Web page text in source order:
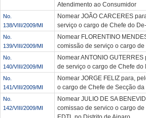
Atendimento ao Consumidor
No.
138/VIII/2009/MI
Nomear JOÃO CARCERES
serviço o cargo de Chefe do
No.
139/VIII/2009/MI
Nomear FLORENTINO
comissão de serviço o cargo
No.
140/VIII/2009/MI
Nomear ANTONIO
de serviço o cargo de Chefe
No.
141/VIII/2009/MI
Nomear JORGE FELIZ para,
o cargo de Chefe de Secção
No.
142/VIII/2009/MI
Nomear JULIO DE SA
comissao de servico o cargo